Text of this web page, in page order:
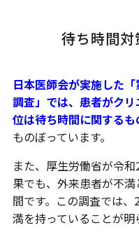
待ち時間対
日本医師会が実施した
調査」では、患者がク
位は待ち時間に関するも
ものぼっています。
また、厚生労働省が令
果でも、外来患者が不
間です。この調査では
満を持っていることが明